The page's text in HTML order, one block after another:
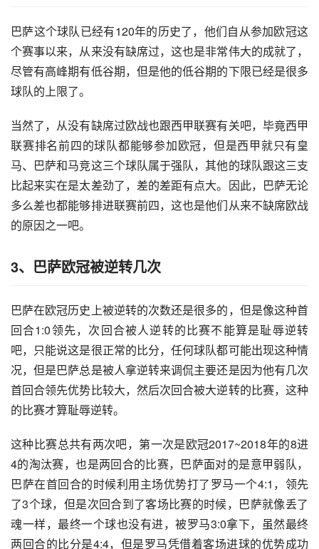
巴萨这个球队已经有120年的历史了，他们自从参加欧冠这
个赛事以来，从来没有缺席过，这也是非常伟大的成就了，
尽管有高峰期有低谷期，但是他的低谷期的下限已经是很多
球队的上限了。
当然了，从没有缺席过欧战也跟西甲联赛有关吧，毕竟西甲
联赛排名前四的球队都能够参加欧冠，但是西甲就只有皇
马、巴萨和马竞这三个球队属于强队，其他的球队跟这三支
比起来实在是太差劲了，差的差距有点大。因此，巴萨无论
多么差也都能够排进联赛前四，这也是他们从来不缺席欧战
的原因之一吧。
3、巴萨欧冠被逆转几次
巴萨在欧冠历史上被逆转的次数还是很多的，但是像这种首
回合1:0领先，次回合被人逆转的比赛不能算是耻辱逆转
吧，只能说这是很正常的比分，任何球队都可能出现这种情
况，但是巴萨总是被人拿逆转来调侃主要还是因为他有几次
首回合领先优势比较大，然后次回合被大逆转的比赛，这种
的比赛才算耻辱逆转。
这种比赛总共有两次吧，第一次是欧冠2017~2018年的8进
4的淘汰赛，也是两回合的比赛，巴萨面对的是意甲弱队，
巴萨在首回合的时候利用主场优势打了罗马一个4:1，领先
了3个球，但是次回合到了客场比赛的时候，巴萨就像丢了
魂一样，最终一个球也没有进，被罗马3:0拿下，虽然最终
两回合的比分是4:4，但是罗马凭借着客场进球的优势成功